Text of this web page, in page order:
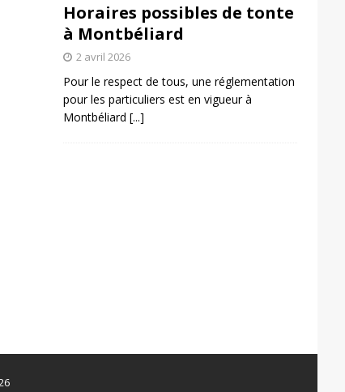
Horaires possibles de tonte
à Montbéliard
2 avril 2026
Pour le respect de tous, une réglementation
pour les particuliers est en vigueur à
Montbéliard [...]